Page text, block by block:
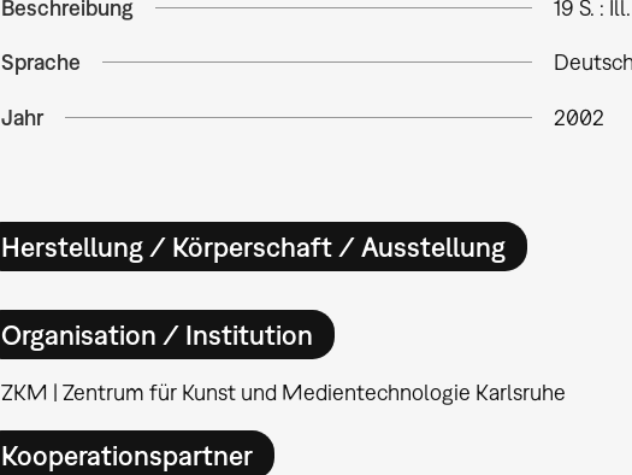
Beschreibung 19 S. : Ill.
Sprache
Jahr 2002
Herstellung / Körperschaft / Ausstellung
Organisation / Institution
ZKM | Zentrum für Kunst und Medientechnologie Karlsruhe
Kooperationspartner